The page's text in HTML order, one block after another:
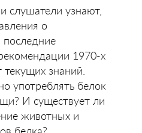
слушатели узнают,
о
последние
1970-х
знаний.
употреблять белок
И существует ли
животных и